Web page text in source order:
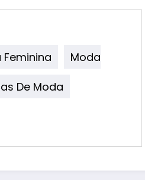
Feminina
Moda
De Moda